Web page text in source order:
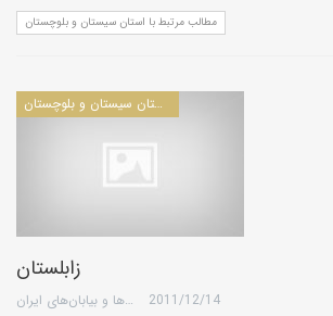
مطالب مرتبط با استان سیستان و بلوچستان
مطالب مرتبط با استان سیستان و بلوچستان
زابلستان
گروه کویرها و بیابان‌های ایران 2011/12/14